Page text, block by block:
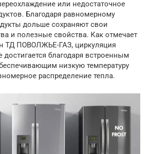
или недостаточное
Благодаря равномерному
дольше сохраняют свои
и полезные свойства. Как отмечает
ТД ПОВОЛЖЬЕ-ГАЗ, циркуляция
достигается благодаря встроенным
низкую температуру
распределение тепла.